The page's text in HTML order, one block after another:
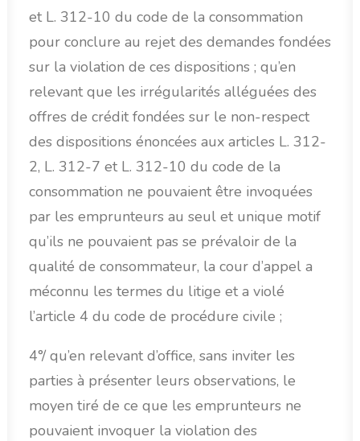
et L. 312-10 du code de la consommation
pour conclure au rejet des demandes fondées
sur la violation de ces dispositions ; qu’en
relevant que les irrégularités alléguées des
offres de crédit fondées sur le non-respect
des dispositions énoncées aux articles L. 312-
2, L. 312-7 et L. 312-10 du code de la
consommation ne pouvaient être invoquées
par les emprunteurs au seul et unique motif
qu’ils ne pouvaient pas se prévaloir de la
qualité de consommateur, la cour d’appel a
méconnu les termes du litige et a violé
l’article 4 du code de procédure civile ;
4°/ qu’en relevant d’office, sans inviter les
parties à présenter leurs observations, le
moyen tiré de ce que les emprunteurs ne
pouvaient invoquer la violation des